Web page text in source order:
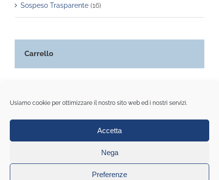
Usiamo cookie per ottimizzare il nostro sito web ed i nostri servizi.
Accetta
Nega
Preferenze
Sospeso Trasparente (16)
Carrello
© Copyright 2020 All Rights Reserved | La casa della carta di
Monica Rinaldi | Piazza portello 8r - Genova | Pi 01548250990
Privacy policy
generali di contratto|Web Agency: Mideanet